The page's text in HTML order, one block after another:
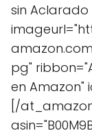
sin Aclarado
pg"
en Amazon"
[/